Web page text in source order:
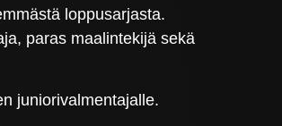
loppusarjasta.
paras maalintekijä sekä
juniorivalmentajalle.